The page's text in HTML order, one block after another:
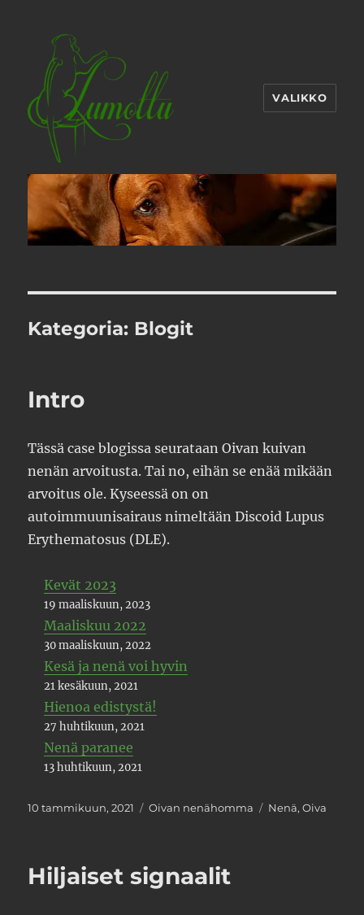
VALIKKO
Kategoria: Blogit
Intro
Tässä case blogissa seurataan Oivan kuivan
nenän arvoitusta. Tai no, eihän se enää mikään
arvoitus ole. Kyseessä on on
autoimmuunisairaus nimeltään Discoid Lupus
Erythematosus (DLE).
Kevät 2023
19 maaliskuun, 2023
Maaliskuu 2022
30 maaliskuun, 2022
Kesä ja nenä voi hyvin
21 kesäkuun, 2021
Hienoa edistystä!
27 huhtikuun, 2021
Nenä paranee
13 huhtikuun, 2021
Julkaistu
10 tammikuun, 2021 Kategoriat
Oivan nenähomma Avainsanat
Nenä,Oiva
Hiljaiset signaalit